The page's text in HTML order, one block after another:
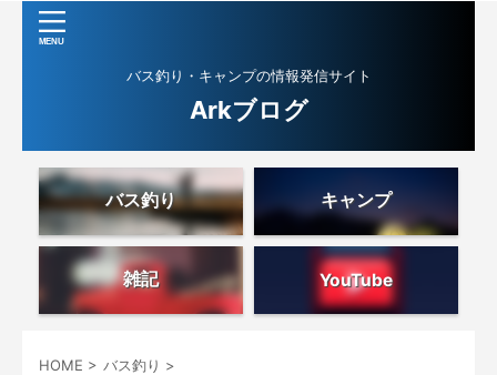
バス釣り・キャンプの情報発信サイト
Arkブログ
バス釣り キャンプ
雑記 YouTube
HOME > バス釣り >